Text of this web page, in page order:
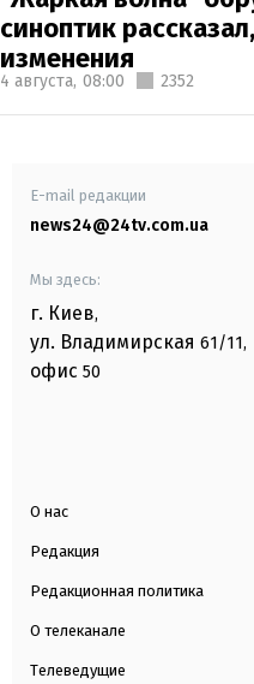
синоптик
изменения
4 августа, 08:00 2352
E-mail редакции
news24@24tv.com.ua
Мы здесь:
г. Киев,
ул. Владимирская 61/11,
офис 50
О нас
Редакция
Редакционная политика
О телеканале
Телеведущие